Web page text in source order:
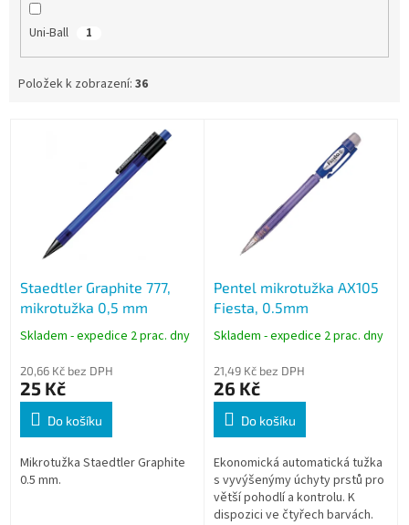
Uni-Ball 1
Položek k zobrazení: 36
Staedtler Graphite 777,
mikrotužka 0,5 mm
Skladem - expedice 2 prac. dny
20,66 Kč bez DPH
25 Kč
Do košíku
Mikrotužka Staedtler Graphite
0.5 mm.
Pentel mikrotužka AX105
Fiesta, 0.5mm
Skladem - expedice 2 prac. dny
21,49 Kč bez DPH
26 Kč
Do košíku
Ekonomická automatická tužka
s vyvýšenýmy úchyty prstů pro
větší pohodlí a kontrolu. K
dispozici ve čtyřech barvách.